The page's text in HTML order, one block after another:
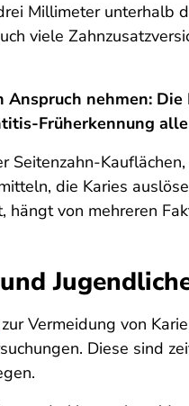
Millimeter unterhalb
viele
nehmen:
Früherkennung
die Karies
hängt von mehreren
zur Vermeidung von
Diese sind